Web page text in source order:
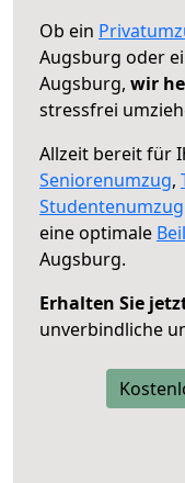
Ob ein
Augsburg oder
Augsburg, wir
stressfrei
Allzeit bereit für
Seniorenumzug,
Studentenumzug
eine optimale
Augsburg.
Erhalten Sie
unverbindliche